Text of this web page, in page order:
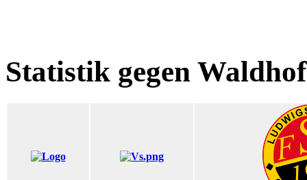
Statistik gegen Waldhof